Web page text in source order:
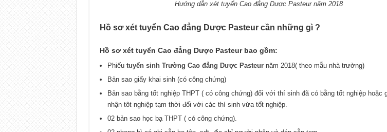
Hướng dẫn xét tuyển Cao đẳng Dược Pasteur năm 2018
Hồ sơ xét tuyển Cao đẳng Dược Pasteur cần những gì ?
Hồ sơ xét tuyển Cao đẳng Dược Pasteur bao gồm:
Phiếu tuyển sinh Trường Cao đẳng Dược Pasteurnăm 2018( theo mẫu nhà trường)
Bản sao giấy khai sinh (có công chứng)
Bản sao bằng tốt nghiệp THPT ( có công chứng) đối với thí sinh đã có bằng tốt nghiệp hoặc
nhận tôt nghiệp tạm thời đối với các thí sinh vừa tốt nghiệp.
02 bản sao học bạ THPT ( có công chứng).